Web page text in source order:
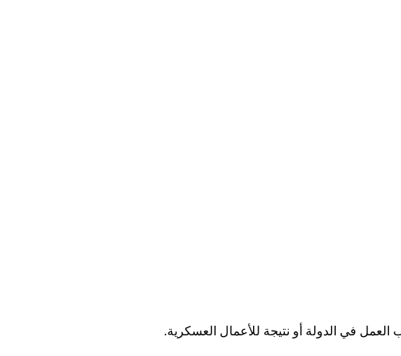
العمل في الدولة أو نتيجة للأعمال العسكرية.